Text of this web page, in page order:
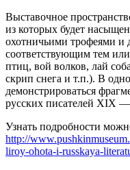
Выставочное
из которых будет
охотничьими трофеями и
соответствующим тем
птиц, вой волков, лай
скрип снега и т.п.). В
демонстрироваться
русских писателей XIX
Узнать подробности
http://
liroy-ohota-i-russkaya-